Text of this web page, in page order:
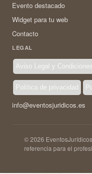
Evento destacado
Widget para tu web
Contacto
LEGAL
Aviso Legal y
Política de privacidad
info@eventosjuridicos.es
© 2026
referencia para el